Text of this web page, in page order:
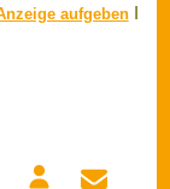
sind mir